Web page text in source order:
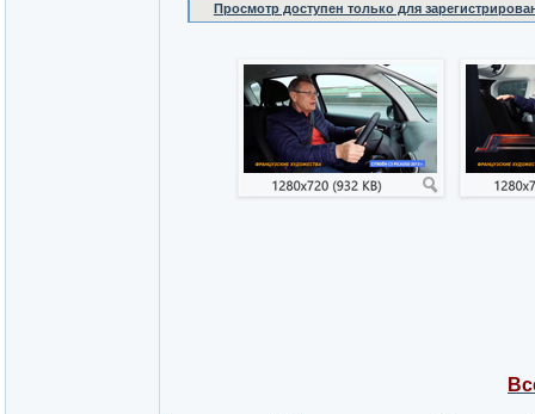
Просмотр доступен только для